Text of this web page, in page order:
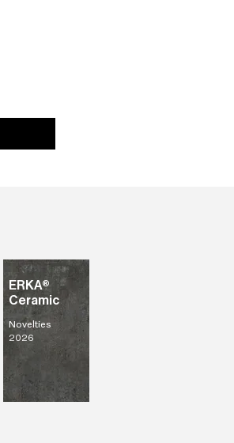
ERKA®
Ceramic
Novelties
2026